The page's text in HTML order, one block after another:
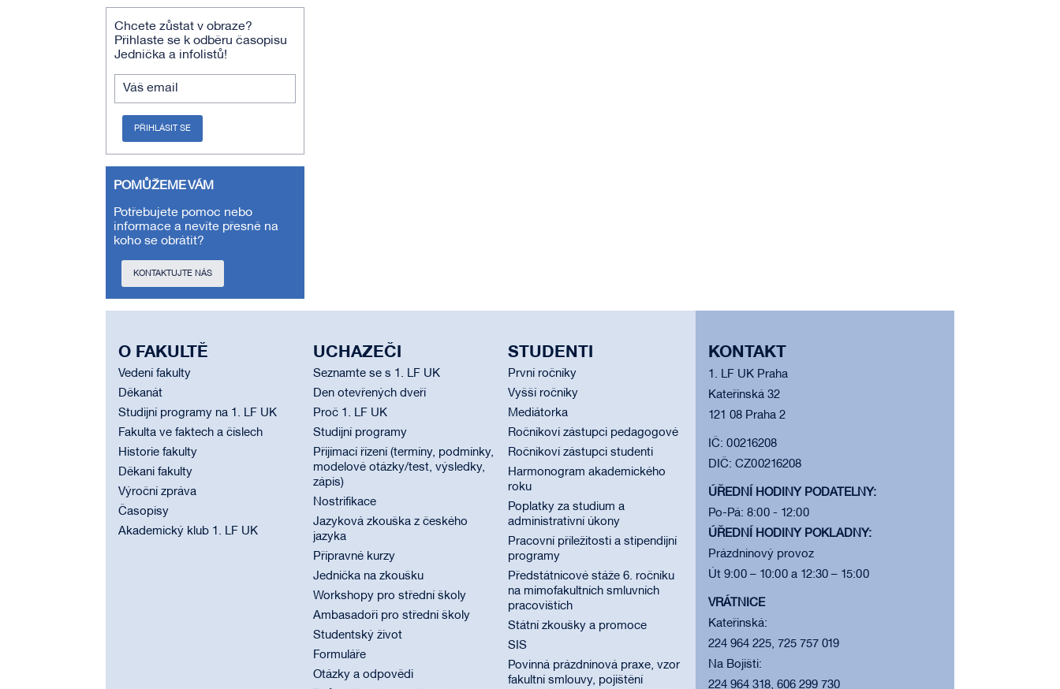
Chcete zůstat v obraze?
Přihlaste se k odběru časopisu
Jednička a infolistů!
Váš email
PŘIHLÁSIT SE
POMŮŽEME VÁM
Potřebujete pomoc nebo
informace a nevíte přesně na
koho se obrátit?
KONTAKTUJTE NÁS
O FAKULTĚ
Vedení fakulty
Děkanát
Studijní programy na 1. LF UK
Fakulta ve faktech a číslech
Historie fakulty
Děkani fakulty
Výroční zpráva
Časopisy
Akademický klub 1. LF UK
UCHAZEČI
Seznamte se s 1. LF UK
Den otevřených dveří
Proč 1. LF UK
Studijní programy
Přijímací řízení (termíny, podmínky,
modelové otázky/test, výsledky,
zápis)
Nostrifikace
Jazyková zkouška z českého
jazyka
Přípravné kurzy
Jednička na zkoušku
Workshopy pro střední školy
Ambasadoři pro střední školy
Studentský život
Formuláře
Otázky a odpovědi
STUDENTI
První ročníky
Vyšší ročníky
Mediátorka
Ročníkoví zástupci pedagogové
Ročníkoví zástupci studenti
Harmonogram akademického
roku
Poplatky za studium a
administrativní úkony
Pracovní příležitosti a stipendijní
programy
Předstátnicové stáže 6. ročníku
na mimofakultních smluvních
pracovištích
Státní zkoušky a promoce
SIS
Povinná prázdninová praxe, vzor
fakultní smlouvy, pojištění
KONTAKT
1. LF UK Praha
Kateřinská 32
121 08 Praha 2
IČ: 00216208
DIČ: CZ00216208
ÚŘEDNÍ HODINY PODATELNY:
Po-Pá: 8:00 - 12:00
ÚŘEDNÍ HODINY POKLADNY:
Prázdninový provoz
Út 9:00 – 10:00 a 12:30 – 15:00
VRÁTNICE
Kateřinská:
224 964 225, 725 757 019
Na Bojišti:
224 964 318, 606 299 730